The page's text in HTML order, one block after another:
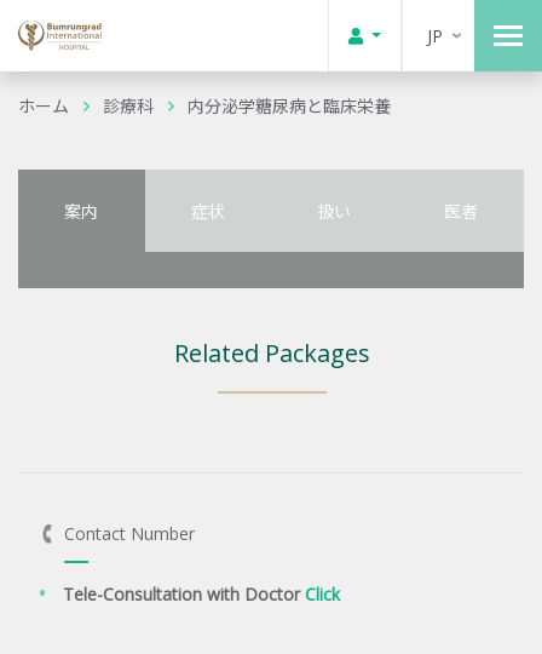
JP
ホーム 診療科 内分泌学糖尿病と臨床栄養
案内 症状 扱い 医者
Related Packages
Contact Number
Tele-Consultation with DoctorClick